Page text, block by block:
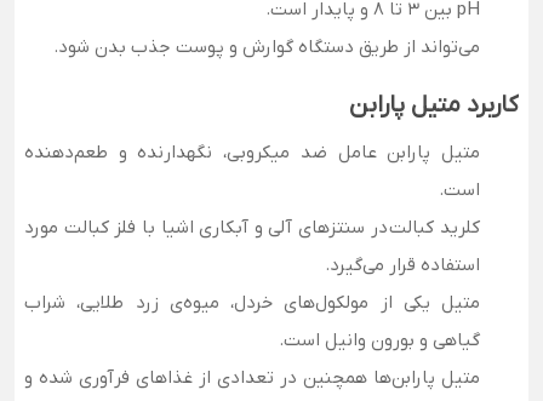
pH بین 3 تا 8 و پایدار است.
می‌تواند از طریق دستگاه گوارش و پوست جذب بدن شود.
کاربرد متیل پارابن
متیل پارابن عامل ضد میکروبی، نگهدارنده و طعم‌دهنده
است.
کلرید کبالت در سنتزهای آلی و آبکاری اشیا با فلز کبالت مورد
استفاده قرار می‌گیرد.
متیل یکی از مولکول‌های خردل، میوه‌ی زرد طلایی، شراب
گیاهی و بورون وانیل است.
متیل پارابن‌ها همچنین در تعدادی از غذاهای فرآوری شده و